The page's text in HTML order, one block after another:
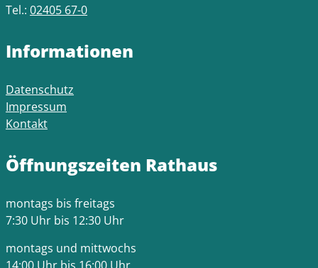
Tel.: 02405 67-0
Informationen
Datenschutz
Impressum
Kontakt
Öffnungszeiten Rathaus
montags bis freitags
7:30 Uhr bis 12:30 Uhr
montags und mittwochs